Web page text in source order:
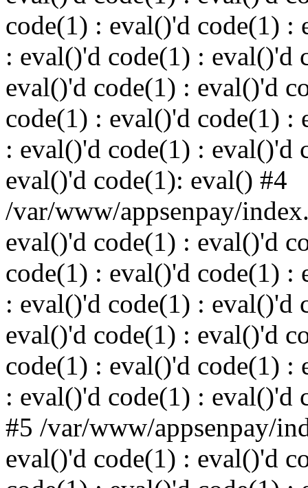
code(1) : eval()'d code(1) :
: eval()'d code(1) : eval()'d
eval()'d code(1) : eval()'d
code(1) : eval()'d code(1) :
: eval()'d code(1) : eval()'d
eval()'d code(1): eval() #4
/var/www/appsenpay/
eval()'d code(1) : eval()'d
code(1) : eval()'d code(1) :
: eval()'d code(1) : eval()'d
eval()'d code(1) : eval()'d
code(1) : eval()'d code(1) :
: eval()'d code(1) : eval()'d
#5 /var/www/appsenpay/
eval()'d code(1) : eval()'d